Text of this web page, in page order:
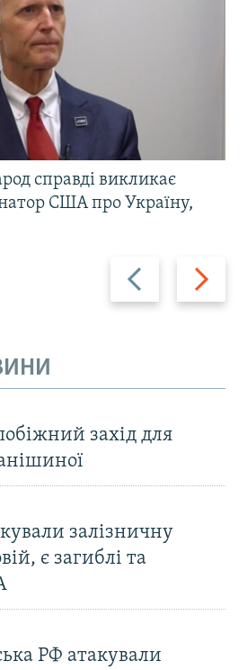
Назад Вперед
справді викликає
США про Україну,
захід для
залізничну
є загиблі та
РФ атакували